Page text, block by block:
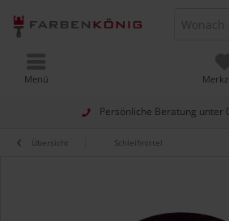
Persönliche Beratung unter
Menü
Übersicht Schleifmittel